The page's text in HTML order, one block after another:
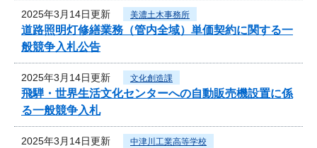
2025年3月14日更新 美濃土木事務所
道路照明灯修繕業務（管内全域）単価契約に関する一
般競争入札公告
2025年3月14日更新 文化創造課
飛騨・世界生活文化センターへの自動販売機設置に係
る一般競争入札
2025年3月14日更新 中津川工業高等学校